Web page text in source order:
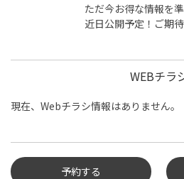
ただ今お得な情報を
近日公開予定！ご期
WEBチラ
現在、Webチラシ情報はありません。
予約する